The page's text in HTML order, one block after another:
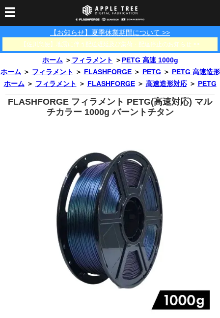
【お知らせ】夏季休業期間について >>
【佐川急便】地震に伴う配送遅延及び集荷・配達停止のお知らせ >>
3Dプリンター
3Dプリンター一覧 FLASHFORGE Bambu Lab
3Dスキャナー
SCANOLOGY 3DeVOK 3Dスキャナー消耗品
3DMakerpro
フィラメント
フィラメント一覧 FLASHFORGE Bambu Lab
FusRock その他
光造形用レジン
DLP用レジン LCD用レジン エキマテ レジン
消耗品
部品
フィラメント保管用乾
燥剤
カプトンテープ
PP用タックシート
在庫処分セール
サポート
ダウンロード
ショールーム
オフィシャルサイト
法人窓口
マイページ
カートを見る
ホーム ＞ フィラメント ＞ PETG 高速 1000g
ホーム ＞ フィラメント ＞ FLASHFORGE ＞ PETG ＞ PETG 高速造形
ホーム ＞ フィラメント ＞ FLASHFORGE ＞ 高速造形対応 ＞ PETG
FLASHFORGE フィラメント PETG(高速対応) マル
チカラー 1000g バーントチタン